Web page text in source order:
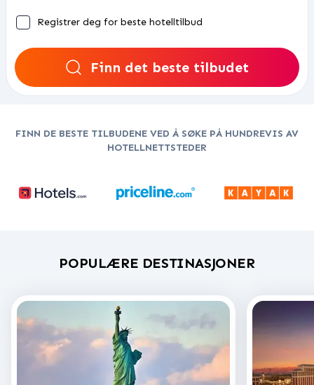
Registrer deg for beste hotelltilbud
Finn det beste tilbudet
FINN DE BESTE TILBUDENE VED Å SØKE PÅ HUNDREVIS AV
HOTELLNETTSTEDER
POPULÆRE DESTINASJONER